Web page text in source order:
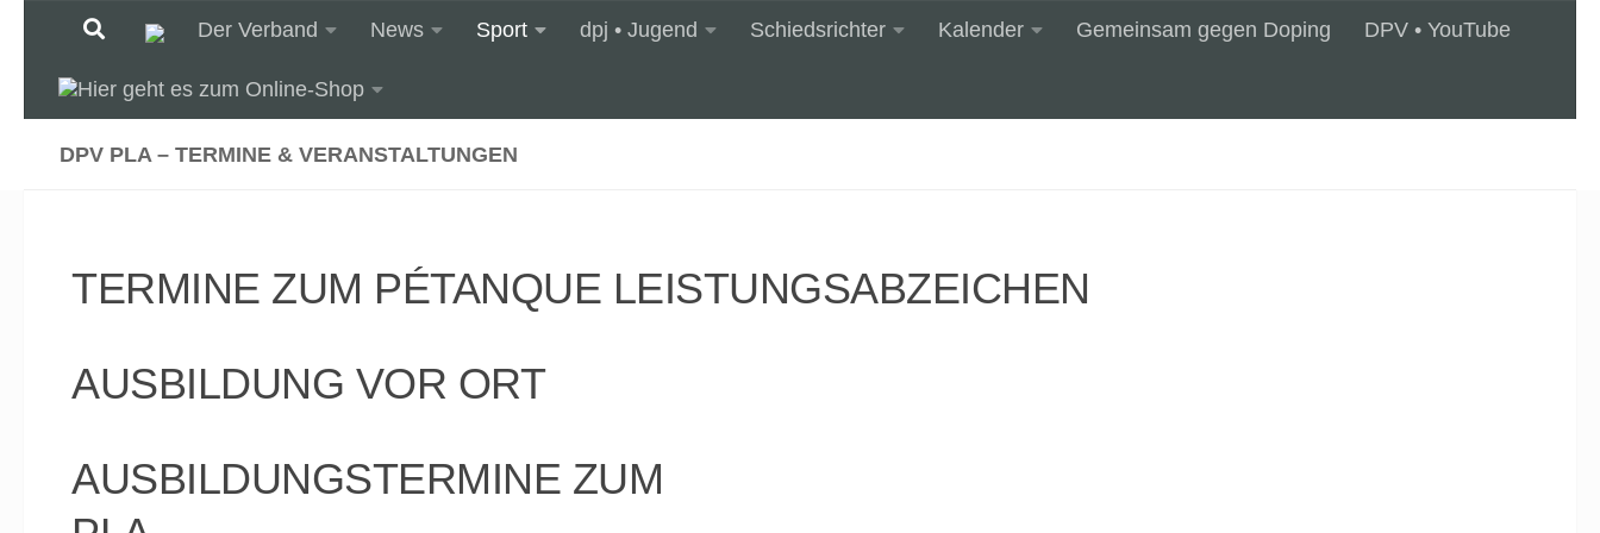
Unter dem InhaltDer Verband News Sport dpj • Jugend Schiedsrichter Kalender Gemeinsam gegen Doping DPV • YouTube
DPV PLA – TERMINE & VERANSTALTUNGEN
TERMINE ZUM PÉTANQUE LEISTUNGSABZEICHEN
AUSBILDUNG VOR ORT
AUSBILDUNGSTERMINE ZUM